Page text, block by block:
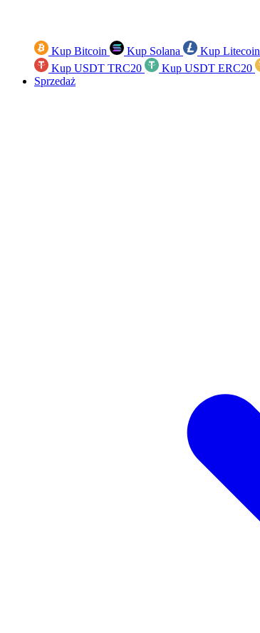
Kup Bitcoin Kup Solana Kup Litecoin
Kup USDT TRC20
Kup USDT ERC20
Sprzedaż